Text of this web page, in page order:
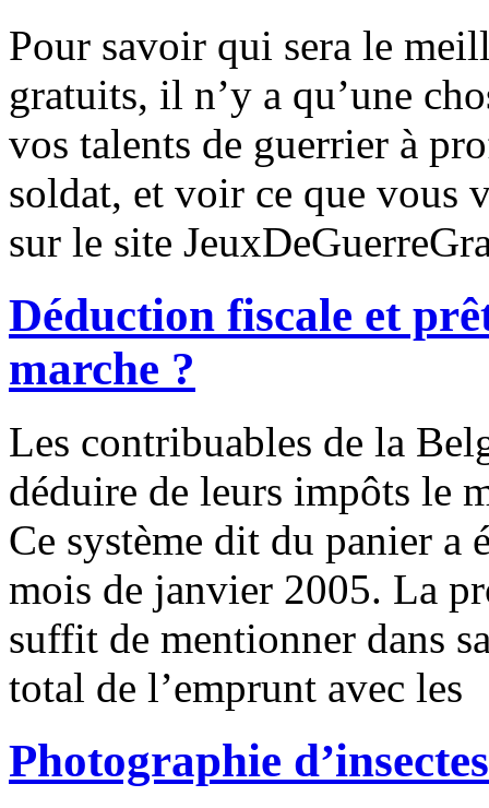
Pour savoir qui sera le
gratuits, il n’y a qu’une
vos talents de guerrier à
soldat, et voir ce que vous
sur le site
Déduction fiscale et
marche ?
Les contribuables de la
déduire de leurs impôts le
Ce système dit du panier a
mois de janvier 2005. La
suffit de mentionner dans
total de l’emprunt avec les
Photographie d’insectes